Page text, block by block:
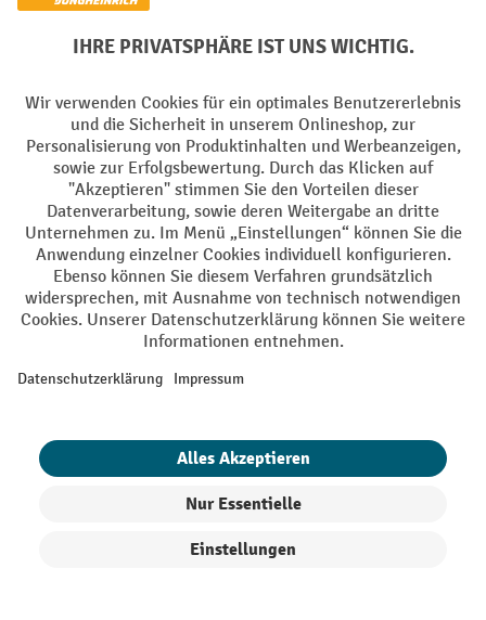
1. Diese Vorteile bietet ein Hebelift für
Mobile Hebelifte (auch als Minilifte oder Minilifter bekannt)
sind mit ihren verschiedenen Konfigurationsmöglichkeiten
klassischen Allrounder unter denHebegeräten. Dank
der vielfältigen Anbaugeräte, die für Hebelifte verfügbar
sind, kommen sie in vielen Branchen und für
unterschiedliche Materialien zum Einsatz – und können
passgenau auf die Arbeitsvorgänge und -materialien in Ihrem
Betrieb abgestimmt werden.